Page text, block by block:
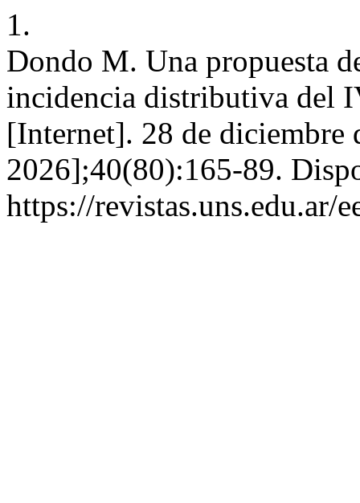
1.
Dondo M. Una propuesta
incidencia distributiva del
[Internet]. 28 de diciembre
2026];40(80):165-89.
https://revistas.uns.edu.ar/